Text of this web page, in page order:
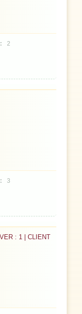
2
3
: 1 | CLIENT